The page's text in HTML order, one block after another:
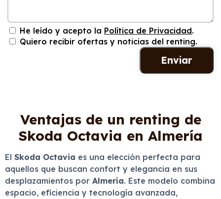
He leído y acepto la Política de Privacidad.
Quiero recibir ofertas y noticias del renting.
Ventajas de un renting de
Skoda Octavia en Almería
El Skoda Octavia es una elección perfecta para
aquellos que buscan confort y elegancia en sus
desplazamientos por Almería. Este modelo combina
espacio, eficiencia y tecnología avanzada,